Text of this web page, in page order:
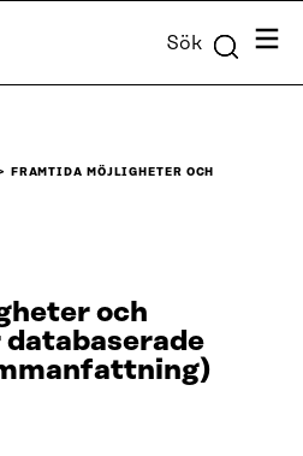
Sök Meny
FRAMTIDA MÖJLIGHETER OCH
och